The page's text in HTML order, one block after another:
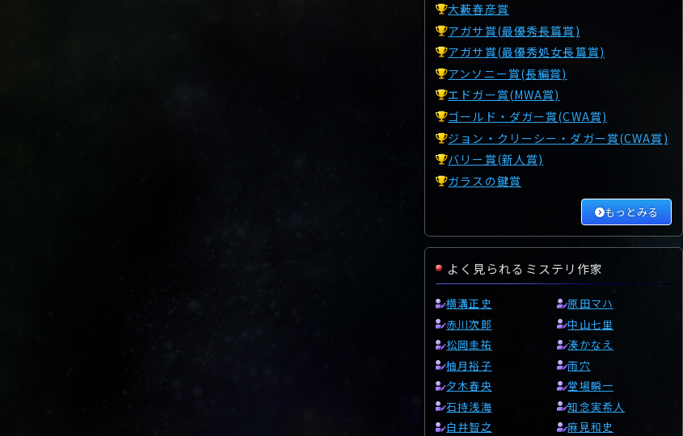
大藪春彦賞
アガサ賞(最優秀長篇賞)
アガサ賞(最優秀処女長篇賞)
アンソニー賞(長編賞)
エドガー賞(MWA賞)
ゴールド・ダガー賞(CWA賞)
ジョン・クリーシー・ダガー賞(CWA賞)
バリー賞(新人賞)
ガラスの鍵賞
もっとみる
よく見られるミステリ作家
横溝正史
原田マハ
赤川次郎
中山七里
松岡圭祐
湊かなえ
柚月裕子
雨穴
夕木春央
堂場瞬一
石持浅海
知念実希人
白井智之
麻見和史